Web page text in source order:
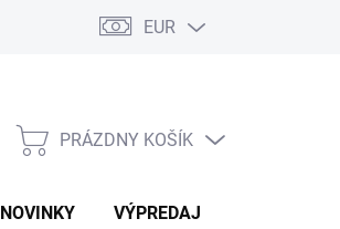
EUR
NÁKUPNÝ
PRÁZDNY KOŠÍK
NOVINKY VÝPREDAJ